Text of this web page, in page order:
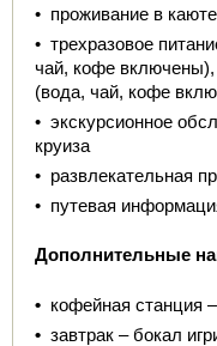
•  проживание в
•  трехразовое
чай, кофе
(вода, чай, кофе
•  экскурсионное
круиза
•  развлекательная
•  путевая
Дополнительные
• кофейная станция
• завтрак – бокал